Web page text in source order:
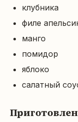
клубника
филе
манго
помидор
яблоко
салатный